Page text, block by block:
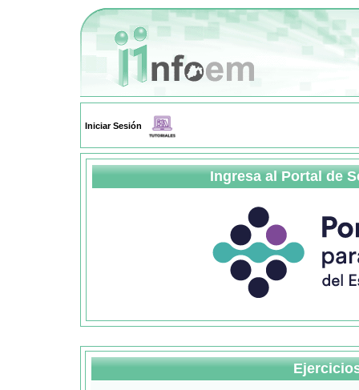
Iniciar Sesión
Ingresa al Portal de